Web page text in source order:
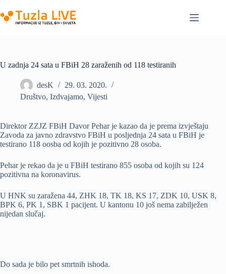
to
content
U zadnja 24 sata u FBiH 28 zaraženih od 118 testiranih
desK
29. 03. 2020.
Društvo, Izdvajamo, Vijesti
Direktor ZZJZ FBiH Davor Pehar je kazao da je prema izvještaju
Zavoda za javno zdravstvo FBiH u posljednja 24 sata u FBiH je
testirano 118 oosba od kojih je pozitivno 28 osoba.
Pehar je rekao da je u FBiH testirano 855 osoba od kojih su 124
pozitivna na koronavirus.
U HNK su zaražena 44, ZHK 18, TK 18, KS 17, ZDK 10, USK 8,
BPK 6, PK 1, SBK 1 pacijent. U kantonu 10 još nema zabilježen
nijedan slučaj.
Do sada je bilo pet smrtnih ishoda.